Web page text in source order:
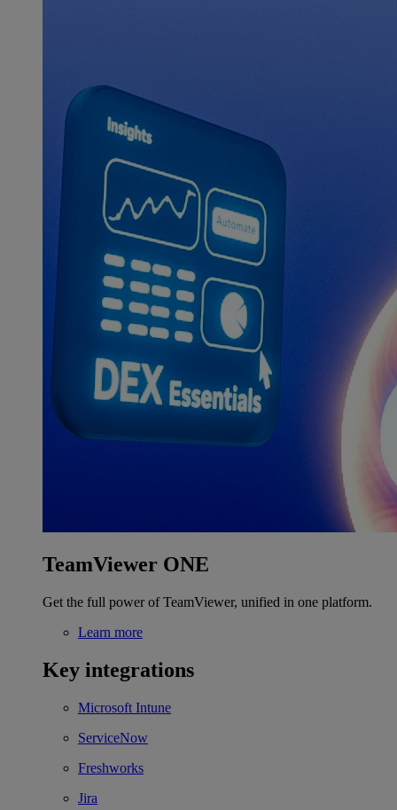
TeamViewer ONE
Get the full power of TeamViewer, unified in one platform.
Learn more
Key integrations
Microsoft Intune
ServiceNow
Freshworks
Jira